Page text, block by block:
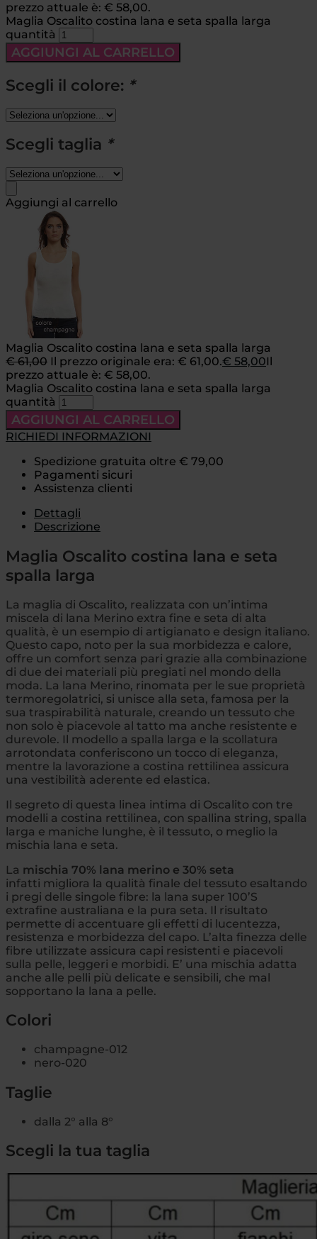
prezzo attuale è: € 58,00.
Maglia Oscalito costina lana e seta spalla larga
quantità
AGGIUNGI AL CARRELLO
Scegli il colore: *
Scegli taglia *
Aggiungi al carrello
Maglia Oscalito costina lana e seta spalla larga
€61,00 Il prezzo originale era: € 61,00.€ 58,00Il
prezzo attuale è: € 58,00.
Maglia Oscalito costina lana e seta spalla larga
quantità
AGGIUNGI AL CARRELLO
RICHIEDI INFORMAZIONI
Spedizione gratuita oltre € 79,00
Pagamenti sicuri
Assistenza clienti
Dettagli
Descrizione
Maglia Oscalito costina lana e seta
spalla larga
La maglia di Oscalito, realizzata con un’intima
miscela di lana Merino extra fine e seta di alta
qualità, è un esempio di artigianato e design italiano.
Questo capo, noto per la sua morbidezza e calore,
offre un comfort senza pari grazie alla combinazione
di due dei materiali più pregiati nel mondo della
moda. La lana Merino, rinomata per le sue proprietà
termoregolatrici, si unisce alla seta, famosa per la
sua traspirabilità naturale, creando un tessuto che
non solo è piacevole al tatto ma anche resistente e
durevole. Il modello a spalla larga e la scollatura
arrotondata conferiscono un tocco di eleganza,
mentre la lavorazione a costina rettilinea assicura
una vestibilità aderente ed elastica.
Il segreto di questa linea intima di Oscalito con tre
modelli a costina rettilinea, con spallina string, spalla
larga e maniche lunghe, è il tessuto, o meglio la
mischia lana e seta.
La mischia 70% lana merino e 30% seta
infatti migliora la qualità finale del tessuto esaltando
i pregi delle singole fibre: la lana super 100’S
extrafine australiana e la pura seta. Il risultato
permette di accentuare gli effetti di lucentezza,
resistenza e morbidezza del capo. L’alta finezza delle
fibre utilizzate assicura capi resistenti e piacevoli
sulla pelle, leggeri e morbidi. E’ una mischia adatta
anche alle pelli più delicate e sensibili, che mal
sopportano la lana a pelle.
Colori
champagne-012
nero-020
Taglie
dalla 2° alla 8°
Scegli la tua taglia